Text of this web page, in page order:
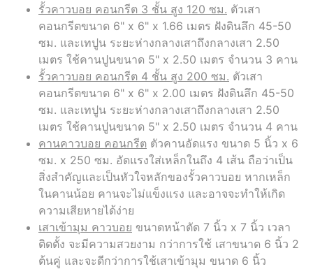
รั้วคาวบอย คอนกรีต 3 ชั้น สูง 120 ซม. ตัวเสา
คอนกรีตขนาด 6" x 6" x 1.66 เมตร ฝังดินลึก 45-50
ซม. และเทปูน ระยะห่างกลางเสาถึงกลางเสา 2.50
เมตร ใช้คานปูนขนาด 5" x 2.50 เมตร จำนวน 3 คาน
รั้วคาวบอย คอนกรีต 4 ชั้น สูง 200 ซม. ตัวเสา
คอนกรีตขนาด 6" x 6" x 2.00 เมตร ฝังดินลึก 45-50
ซม. และเทปูน ระยะห่างกลางเสาถึงกลางเสา 2.50
เมตร ใช้คานปูนขนาด 5" x 2.50 เมตร จำนวน 4 คาน
คานคาวบอย คอนกรีต ตัวคานอัดแรง ขนาด 5 นิ้ว x 6
ซม. x 250 ซม. อัดแรงใส่เหล็กในถึง 4 เส้น ถือว่าเป็น
สิ่งสำคัญและเป็นหัวใจหลักของรั้วคาวบอย หากเหล็ก
ในคานน้อย คานจะไม่แข็งแรง และอาจจะทำให้เกิด
ความเสียหายได้ง่าย
เสาเข้ามุม คาวบอย ขนาดหน้าตัด 7 นิ้ว x 7 นิ้ว เวลา
ติดตั้ง จะมีความสวยงาม กว่าการใช้ เสาขนาด 6 นิ้ว 2
ต้นคู่ และจะดีกว่าการใช้เสาเข้ามุม ขนาด 6 นิ้ว